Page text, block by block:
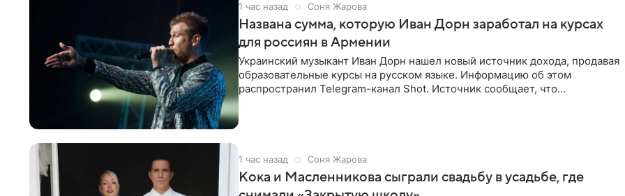
1 час назад Соня Жарова
Названа сумма, которую Иван Дорн заработал на курсах
для россиян в Армении
Украинский музыкант Иван Дорн нашел новый источник дохода, продавая
образовательные курсы на русском языке. Информацию об этом
распространил Telegram-канал Shot. Источник сообщает, что
1 час назад Соня Жарова
Кока и Масленникова сыграли свадьбу в усадьбе, где